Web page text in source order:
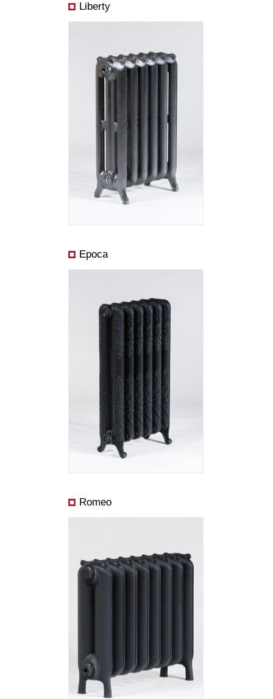
Liberty
Výkon od:
Epoca
Rozmery:
Cena od:
Výkon od:
Romeo
Cena od:
Výkon od: